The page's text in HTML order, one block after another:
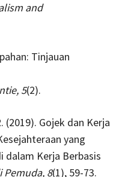
and
Tinjauan
5(2).
(2019). Gojek dan Kerja
yang
dalam Kerja Berbasis
8(1), 59-73.